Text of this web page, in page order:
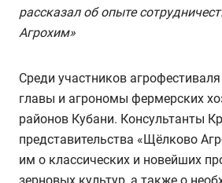
рассказал об опыте
Агрохим»
Среди участников
главы и агрономы фермерских
районов Кубани. Консультанты
представительства «Щёлково
им о классических и новейших
зерновых культур, а также о